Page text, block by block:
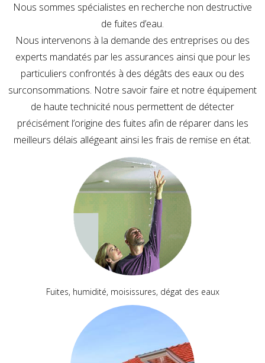
Nous sommes spécialistes en recherche non destructive
de fuites d’eau.
Nous intervenons à la demande des entreprises ou des
experts mandatés par les assurances ainsi que pour les
particuliers confrontés à des dégâts des eaux ou des
surconsommations. Notre savoir faire et notre équipement
de haute technicité nous permettent de détecter
précisément l’origine des fuites afin de réparer dans les
meilleurs délais allégeant ainsi les frais de remise en état.
Fuites, humidité, moisissures, dégat des eaux